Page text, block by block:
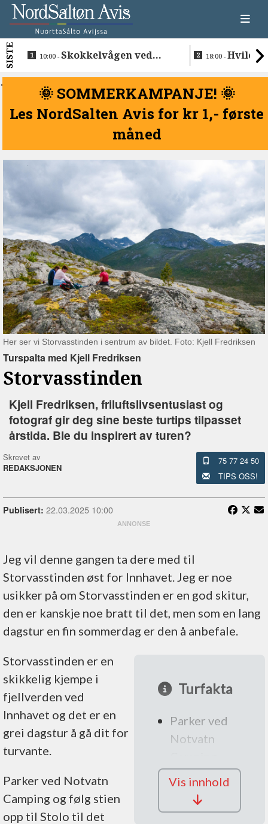
SISTE 10:00 -Skokkelvågen ved
18:00 -Hvile i
<
🌞 SOMMERKAMPANJE! 🌞
Les NordSalten Avis for kr 1,- første
måned
Her ser vi Storvasstinden i sentrum av bildet. Foto: Kjell Fredriksen
Turspalta med Kjell Fredriksen
Storvasstinden
Kjell Fredriksen, friluftslivsentusiast og
fotograf gir deg sine beste turtips tilpasset
årstida. Ble du inspirert av turen?
Skrevet av
REDAKSJONEN
75 77 24 50
TIPS OSS!
Publisert: 22.03.2025 10:00
Jeg vil denne gangen ta dere med til
Storvasstinden øst for Innhavet. Jeg er noe
usikker på om Storvasstinden er en god skitur,
den er kanskje noe bratt til det, men som en lang
dagstur en fin sommerdag er den å anbefale.
Turfakta
Parker ved
Notvatn
eller ved
Litjvatnet
Noe
Vis innhold
Storvasstinden er en
skikkelig kjempe i
fjellverden ved
Innhavet og det er en
grei dagstur å gå dit for
turvante.
Parker ved Notvatn
Camping og følg stien
opp til Stolo til det